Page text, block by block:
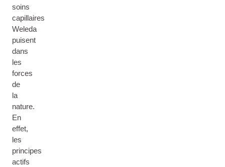
soins
capillaires
Weleda
puisent
dans
les
forces
de
la
nature.
En
effet,
les
principes
actifs